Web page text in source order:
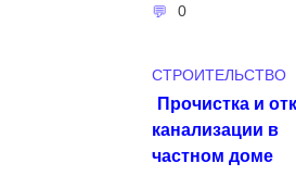
0
СТРОИТЕЛЬСТВО
Прочистка и
канализации в
частном доме